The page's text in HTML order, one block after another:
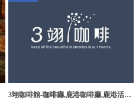
3翊咖啡館-咖啡廳,鹿港咖啡廳,鹿港活動